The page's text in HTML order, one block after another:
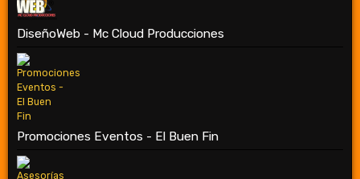
DiseñoWeb - Mc Cloud Producciones
Promociones Eventos - El Buen Fin